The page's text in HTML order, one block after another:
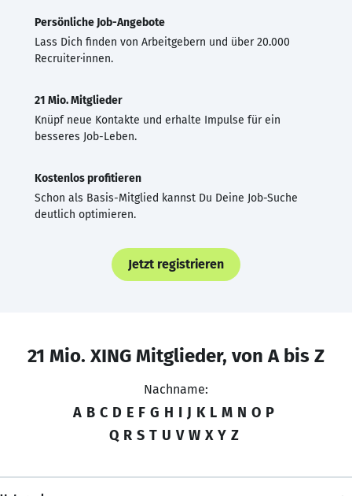
Persönliche Job-Angebote
Lass Dich finden von Arbeitgebern und über 20.000
Recruiter·innen.
21 Mio. Mitglieder
Knüpf neue Kontakte und erhalte Impulse für ein
besseres Job-Leben.
Kostenlos profitieren
Schon als Basis-Mitglied kannst Du Deine Job-Suche
deutlich optimieren.
Jetzt registrieren
21 Mio. XING Mitglieder, von A bis Z
Nachname:
A B C D E F G H I J K L M N O P
Q R S T U V W X Y Z